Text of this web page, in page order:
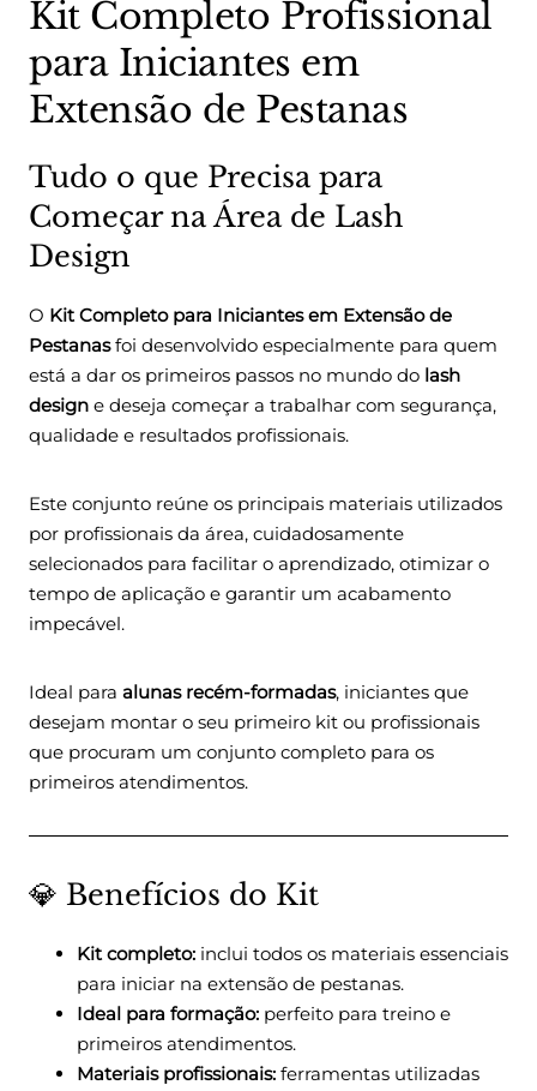
Kit Completo Profissional
para Iniciantes em
Extensão de Pestanas
Tudo o que Precisa para
Começar na Área de Lash
Design
O Kit Completo para Iniciantes em Extensão de
Pestanasfoi desenvolvido especialmente para quem
está a dar os primeiros passos no mundo do lash
design e deseja começar a trabalhar com segurança,
qualidade e resultados profissionais.
Este conjunto reúne os principais materiais utilizados
por profissionais da área, cuidadosamente
selecionados para facilitar o aprendizado, otimizar o
tempo de aplicação e garantir um acabamento
impecável.
Ideal para alunas recém-formadas, iniciantes que
desejam montar o seu primeiro kit ou profissionais
que procuram um conjunto completo para os
primeiros atendimentos.
💎 Benefícios do Kit
Kit completo: inclui todos os materiais essenciais
para iniciar na extensão de pestanas.
Ideal para formação: perfeito para treino e
primeiros atendimentos.
Materiais profissionais: ferramentas utilizadas